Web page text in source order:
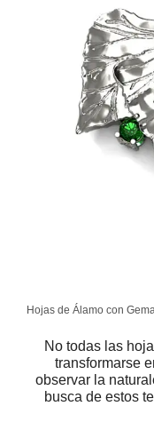
Hojas de Álamo con
No todas las
transformarse
observar la
busca de estos